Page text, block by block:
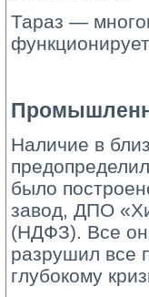
Тараз —
Наличие в
было
завод, ДПО
(НДФЗ). Все
разрушил все
глубокому